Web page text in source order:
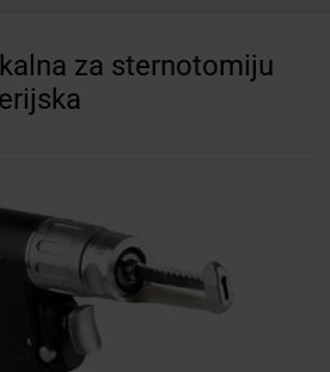
za sternotomiju